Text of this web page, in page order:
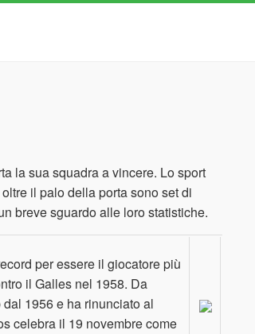
la sua squadra a vincere. Lo sport
il palo della porta sono set di
breve sguardo alle loro statistiche.
per essere il giocatore più
il Galles nel 1958. Da
1956 e ha rinunciato al
celebra il 19 novembre come